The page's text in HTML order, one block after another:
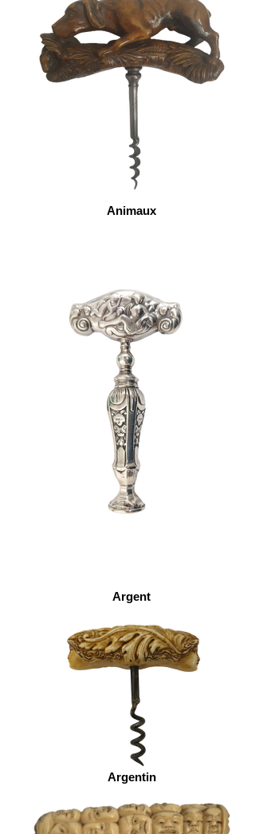
Animaux
Argent
Argentin